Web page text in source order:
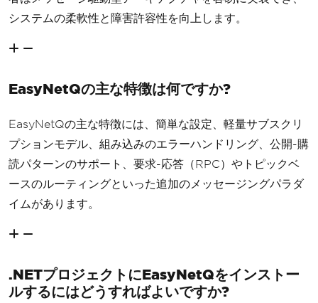
システムの柔軟性と障害許容性を向上します。
EasyNetQの主な特徴は何ですか?
EasyNetQの主な特徴には、簡単な設定、軽量サブスクリ
プションモデル、組み込みのエラーハンドリング、公開-購
読パターンのサポート、要求-応答（RPC）やトピックベ
ースのルーティングといった追加のメッセージングパラダ
イムがあります。
.NETプロジェクトにEasyNetQをインストー
ルするにはどうすればよいですか?